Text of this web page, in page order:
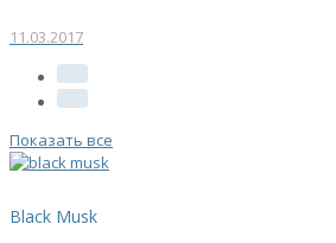
11.03.2017
Показать все
Black Musk